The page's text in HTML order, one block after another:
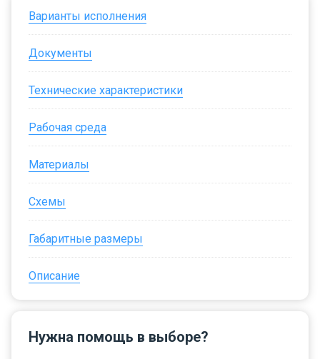
Варианты исполнения
Документы
Технические характеристики
Рабочая среда
Материалы
Схемы
Габаритные размеры
Описание
Нужна помощь в выборе?